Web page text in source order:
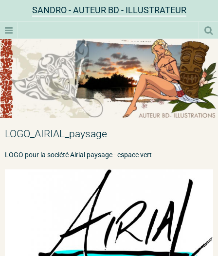
SANDRO - AUTEUR BD - ILLUSTRATEUR
LOGO_AIRIAL_paysage
LOGO pour la société Airial paysage - espace vert